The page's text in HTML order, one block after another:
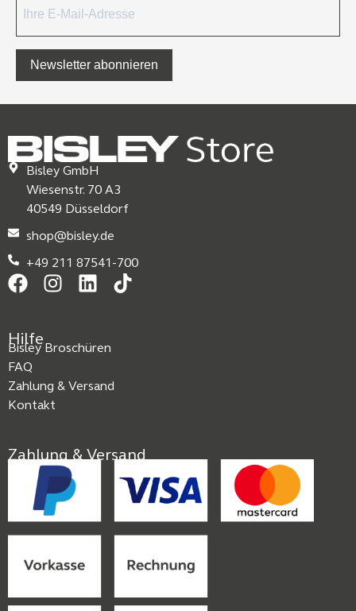
Newsletter abonnieren
Bisley GmbH
Wiesenstr. 70 A3
40549 Düsseldorf
shop@bisley.de
+49 211 87541-700
Hilfe
Bisley Broschüren
FAQ
Zahlung & Versand
Kontakt
Zahlung & Versand